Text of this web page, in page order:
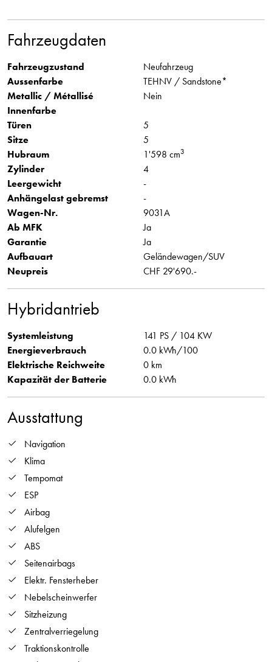
Fahrzeugdaten
Fahrzeugzustand
Neufahrzeug
Aussenfarbe
TEHNV / Sandstone*
Metallic / Métallisé
Nein
Innenfarbe
Türen
5
Sitze
5
Hubraum
1'598 cm3
Zylinder
4
Leergewicht
-
Anhängelast gebremst
-
Wagen-Nr.
9031A
Ab MFK
Ja
Garantie
Ja
Aufbauart
Geländewagen/SUV
Neupreis
CHF 29'690.-
Hybridantrieb
Systemleistung
141 PS / 104 KW
Energieverbrauch
0.0 kWh/100
Elektrische Reichweite
0 km
Kapazität der Batterie
0.0 kWh
Ausstattung
Navigation
Klima
Tempomat
ESP
Airbag
Alufelgen
ABS
Seitenairbags
Elektr. Fensterheber
Nebelscheinwerfer
Sitzheizung
Zentralverriegelung
Traktionskontrolle